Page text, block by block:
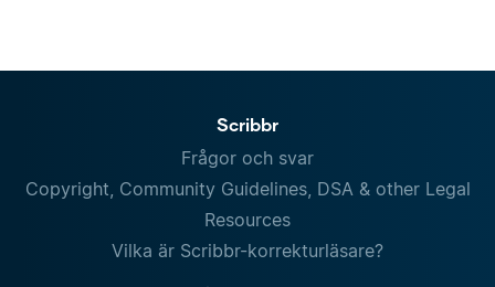
Scribbr
Frågor och svar
Copyright, Community Guidelines, DSA & other Legal
Resources
Vilka är Scribbr-korrekturläsare?